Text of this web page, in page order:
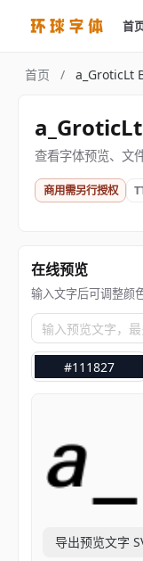
首
首页 / a_GroticLt
查看字体预览、文
商用需另行授权
在线预览
输入文字后可调整颜
输入预览文字，
#111827
导出预览文字